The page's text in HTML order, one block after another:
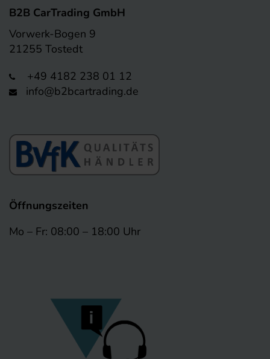
B2B CarTrading GmbH
Vorwerk-Bogen 9
21255 Tostedt
+49 4182 238 01 12
info@b2bcartrading.de
Öffnungszeiten
Mo – Fr: 08:00 – 18:00 Uhr